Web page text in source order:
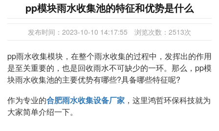
pp模块雨水收集池的特征和优势是什么
发布时间： 2023-10-10 14:17:55 浏览次数： 2513次
pp雨水收集模块，在整个雨水收集的过程中，发挥出的作用
是至关重要的，也是回收雨水不可缺少的一环。那么，pp模
块雨水收集池的主要优势有哪些?具备哪些特征呢?
作为专业的合肥雨水收集设备厂家 ，这里鸿哲环保科技就为
大家简单介绍一下。